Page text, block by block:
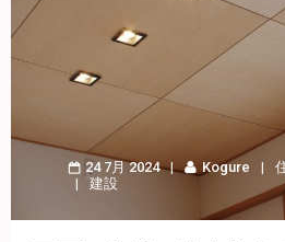
24 7月 2024 Kogure
建設